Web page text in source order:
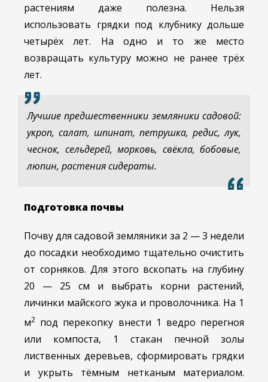
растениям даже полезна. Нельзя
использовать грядки под клубнику дольше
четырёх лет. На одно и то же место
возвращать культуру можно не ранее трёх
лет.
Лучшие предшественники земляники садовой:
укроп, салат, шпинат, петрушка, редис, лук,
чеснок, сельдерей, морковь, свёкла, бобовые,
люпин, растения сидераты.
Подготовка почвы
Почву для садовой земляники за 2 — 3 недели
до посадки необходимо тщательно очистить
от сорняков. Для этого вскопать на глубину
20 — 25 см и выбрать корни растений,
личинки майского жука и проволочника. На 1
м2 под перекопку внести 1 ведро перегноя
или компоста, 1 стакан печной золы
лиственных деревьев, сформировать грядки
и укрыть тёмным нетканым материалом.